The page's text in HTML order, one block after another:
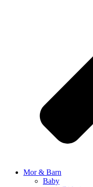
Mor & Barn
Baby